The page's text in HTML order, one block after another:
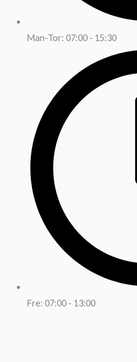
Man-Tor: 07:00 - 15:30
Fre: 07:00 - 13:00